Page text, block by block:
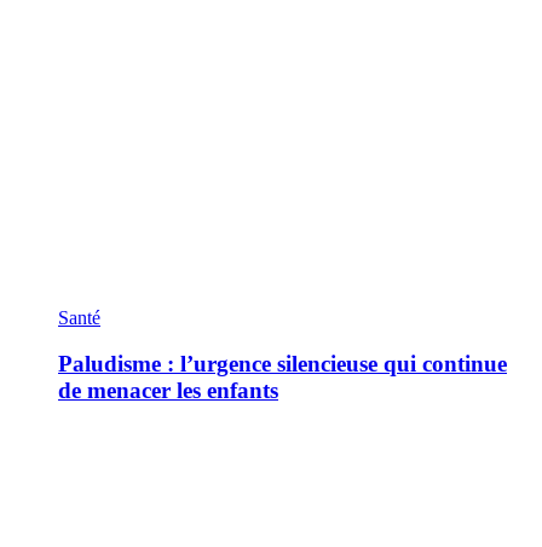
Santé
Paludisme : l’urgence silencieuse qui continue
de menacer les enfants